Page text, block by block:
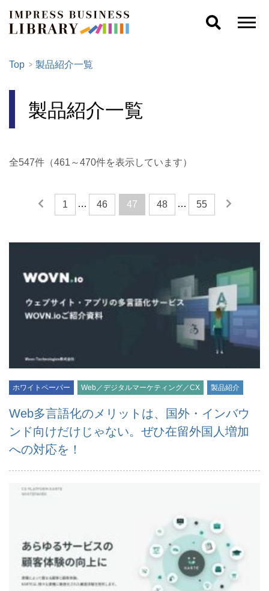
Top 製品紹介一覧
製品紹介一覧
全547件（461～470件を表示しています）
1 … 46 47 48 … 55
ホワイトペーパー Web／デジタルマーケティング／CX 製品紹介
Web多言語化のメリットは、国外・インバウ
ンド向けだけじゃない。ぜひ在留外国人増加
への対応を！